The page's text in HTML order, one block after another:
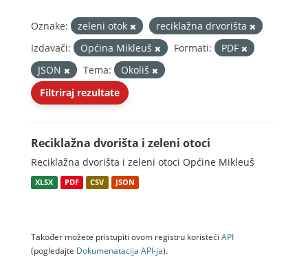
Oznake: zeleni otok
reciklažna drvorišta
Izdavači:
Općina Mikleuš Formati:
PDF
JSON
Tema:
Okoliš
Filtriraj rezultate
Reciklažna dvorišta i zeleni otoci
Reciklažna dvorišta i zeleni otoci Općine Mikleuš
XLSX PDF CSV JSON
Također možete pristupiti ovom registru koristeći API
(pogledajte Dokumenаtаcijа API-jа).